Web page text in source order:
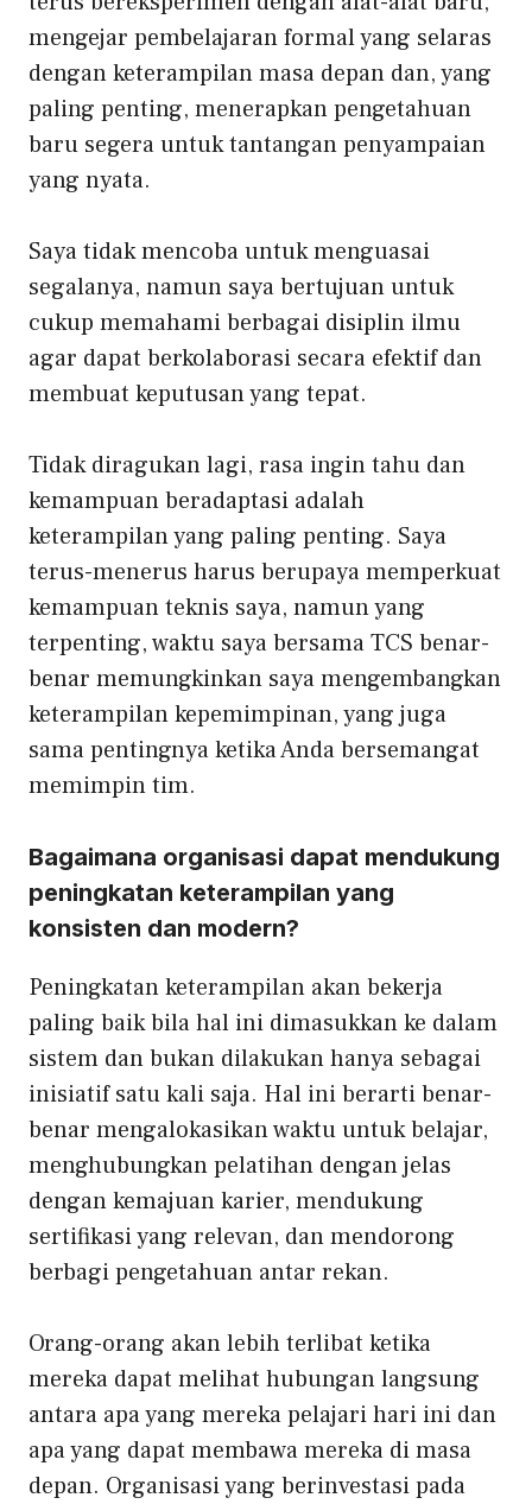
mengejar pembelajaran formal yang selaras
dengan keterampilan masa depan dan, yang
paling penting, menerapkan pengetahuan
baru segera untuk tantangan penyampaian
yang nyata.
Saya tidak mencoba untuk menguasai
segalanya, namun saya bertujuan untuk
cukup memahami berbagai disiplin ilmu
agar dapat berkolaborasi secara efektif dan
membuat keputusan yang tepat.
Tidak diragukan lagi, rasa ingin tahu dan
kemampuan beradaptasi adalah
keterampilan yang paling penting. Saya
terus-menerus harus berupaya memperkuat
kemampuan teknis saya, namun yang
terpenting, waktu saya bersama TCS benar-
benar memungkinkan saya mengembangkan
keterampilan kepemimpinan, yang juga
sama pentingnya ketika Anda bersemangat
memimpin tim.
Bagaimana organisasi dapat mendukung
peningkatan keterampilan yang
konsisten dan modern?
Peningkatan keterampilan akan bekerja
paling baik bila hal ini dimasukkan ke dalam
sistem dan bukan dilakukan hanya sebagai
inisiatif satu kali saja. Hal ini berarti benar-
benar mengalokasikan waktu untuk belajar,
menghubungkan pelatihan dengan jelas
dengan kemajuan karier, mendukung
sertifikasi yang relevan, dan mendorong
berbagi pengetahuan antar rekan.
Orang-orang akan lebih terlibat ketika
mereka dapat melihat hubungan langsung
antara apa yang mereka pelajari hari ini dan
apa yang dapat membawa mereka di masa
depan. Organisasi yang berinvestasi pada